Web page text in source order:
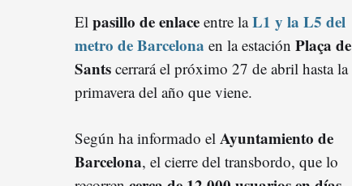
El pasillo de enlace entre laL1 y la L5 del
metro de Barcelona en la estación Plaça de
Sants cerrará el próximo 27 de abril hasta la
primavera del año que viene.
Según ha informado el Ayuntamiento de
Barcelona, el cierre del transbordo, que lo